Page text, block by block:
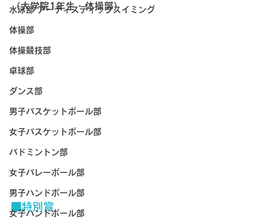
水泳部 アーティスティックスイミング
体操部
体操競技部
卓球部
ダンス部
男子バスケットボール部
女子バスケットボール部
バドミントン部
女子バレーボール部
男子ハンドボール部
女子ハンドボール部
（大学院1年生・体操部）
■特別賞